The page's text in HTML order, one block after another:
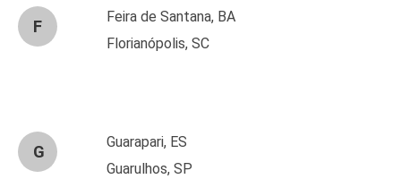
F
Feira de Santana, BA
Florianópolis, SC
G
Guarapari, ES
Guarulhos, SP